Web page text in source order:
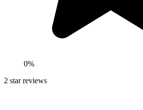
0%
2 star reviews